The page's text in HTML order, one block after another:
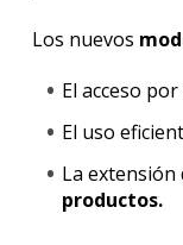
Los nuevos
El acceso
El uso
La extensión
productos.